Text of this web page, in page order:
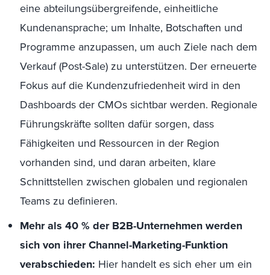
eine abteilungsübergreifende, einheitliche
Kundenansprache; um Inhalte, Botschaften und
Programme anzupassen, um auch Ziele nach dem
Verkauf (Post-Sale) zu unterstützen. Der erneuerte
Fokus auf die Kundenzufriedenheit wird in den
Dashboards der CMOs sichtbar werden. Regionale
Führungskräfte sollten dafür sorgen, dass
Fähigkeiten und Ressourcen in der Region
vorhanden sind, und daran arbeiten, klare
Schnittstellen zwischen globalen und regionalen
Teams zu definieren.
Mehr als 40 % der B2B-Unternehmen werden
sich von ihrer Channel-Marketing-Funktion
verabschieden: Hier handelt es sich eher um ein